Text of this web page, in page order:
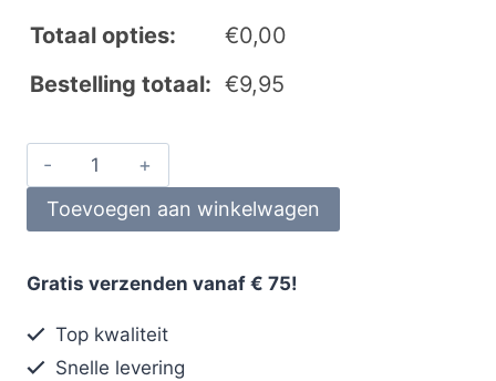
Totaal opties:
€0,00
Bestelling totaal: €9,95
Toevoegen aan winkelwagen
Gratis verzenden vanaf € 75!
Top kwaliteit
Snelle levering